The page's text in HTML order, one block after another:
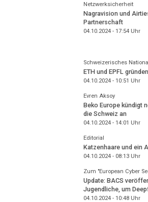
Netzwerksicherheit
Nagravision und
Partnerschaft
04.10.2024 - 17:54Uhr
Schweizerisches
ETH und EPFL
04.10.2024 - 10:51 Uhr
Evren Aksoy
Beko Europe kündigt
die Schweiz an
04.10.2024 - 14:01 Uhr
Editorial
Katzenhaare und ein
04.10.2024 - 08:13Uhr
Zum "European Cyber
Update: BACS
Jugendliche, um
04.10.2024 - 10:48Uhr